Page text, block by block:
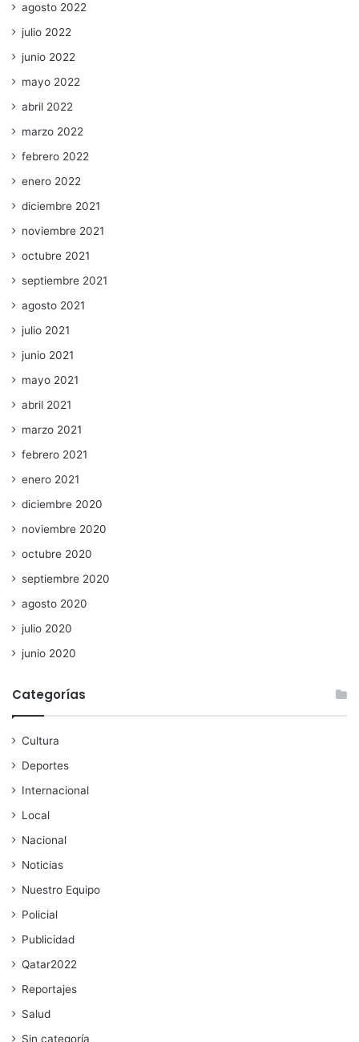
agosto 2022
julio 2022
junio 2022
mayo 2022
abril 2022
marzo 2022
febrero 2022
enero 2022
diciembre 2021
noviembre 2021
octubre 2021
septiembre 2021
agosto 2021
julio 2021
junio 2021
mayo 2021
abril 2021
marzo 2021
febrero 2021
enero 2021
diciembre 2020
noviembre 2020
octubre 2020
septiembre 2020
agosto 2020
julio 2020
junio 2020
Categorías
Cultura
Deportes
Internacional
Local
Nacional
Noticias
Nuestro Equipo
Policial
Publicidad
Qatar2022
Reportajes
Salud
Sin categoría